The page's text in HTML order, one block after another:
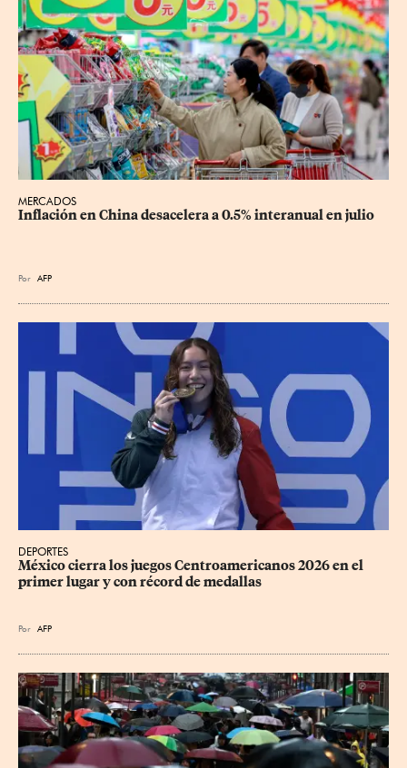
MERCADOS
Inflación en China desacelera a 0.5% interanual en julio
Por AFP
DEPORTES
México cierra los juegos Centroamericanos 2026 en el
primer lugar y con récord de medallas
Por AFP